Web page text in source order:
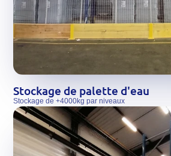
Stockage de palette d'eau
Stockage de +4000kg par niveaux